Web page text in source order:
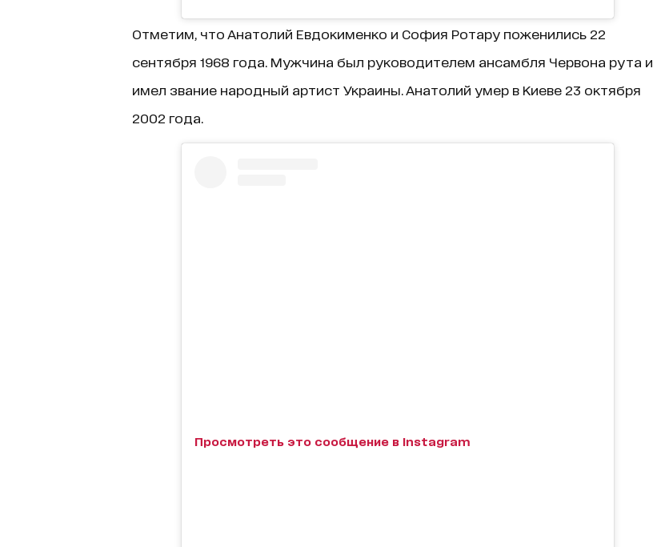
Отметим, что Анатолий Евдокименко и София Ротару поженились 22
сентября 1968 года. Мужчина был руководителем ансамбля Червона рута и
имел звание народный артист Украины. Анатолий умер в Киеве 23 октября
2002 года.
Просмотреть это сообщение в Instagram